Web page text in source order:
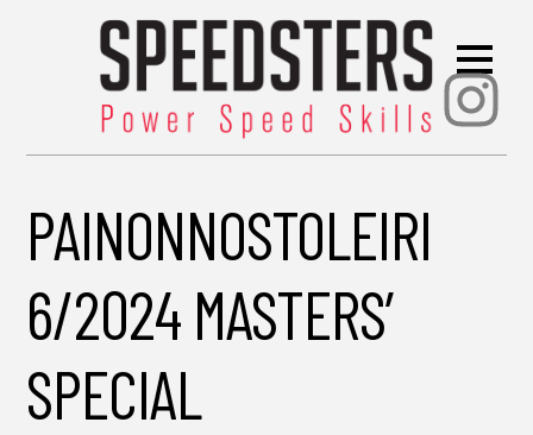
PAINONNOSTOLEIRI
6/2024 MASTERS’
SPECIAL